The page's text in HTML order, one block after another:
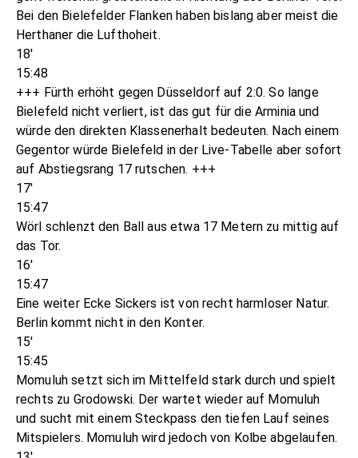
Bei den Bielefelder Flanken haben bislang aber meist die
Herthaner die Lufthoheit.
18'
15:48
+++ Fürth erhöht gegen Düsseldorf auf 2:0. So lange
Bielefeld nicht verliert, ist das gut für die Arminia und
würde den direkten Klassenerhalt bedeuten. Nach einem
Gegentor würde Bielefeld in der Live-Tabelle aber sofort
auf Abstiegsrang 17 rutschen. +++
17'
15:47
Wörl schlenzt den Ball aus etwa 17 Metern zu mittig auf
das Tor.
16'
15:47
Eine weiter Ecke Sickers ist von recht harmloser Natur.
Berlin kommt nicht in den Konter.
15'
15:45
Momuluh setzt sich im Mittelfeld stark durch und spielt
rechts zu Grodowski. Der wartet wieder auf Momuluh
und sucht mit einem Steckpass den tiefen Lauf seines
Mitspielers. Momuluh wird jedoch von Kolbe abgelaufen.